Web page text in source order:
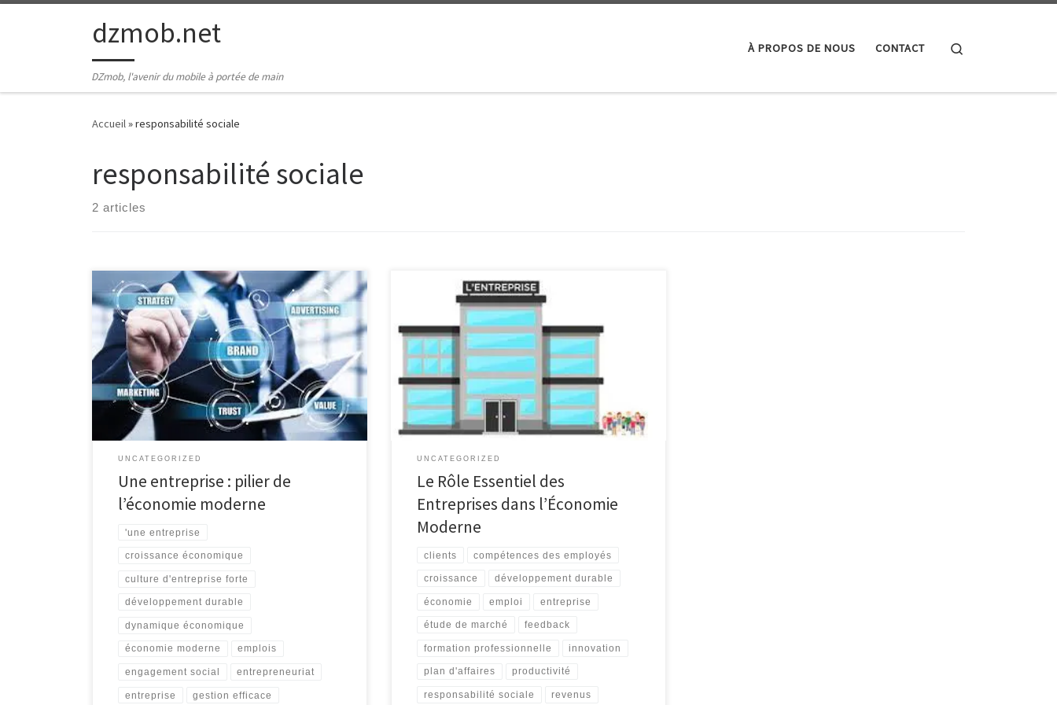
Passer au contenudzmob.net
DZmob, l'avenir du mobile à portée de main
À PROPOS DE NOUS CONTACT
Accueil»responsabilité sociale
responsabilité sociale
2 articles
Une entreprise : Pilier de l’économie moderne Dans le
tissu économique contemporain, les entreprises
jouent un rôle central et incontournable. Que ce soit
une petite start-up innovante ou une multinationale
établie, chaque entreprise contribue à la dynamique
économique d’un pays et à l’évolution de la société
dans son ensemble. Une […]
UNCATEGORIZED
Une entreprise : pilier de
l’économie moderne
'une entreprise
croissance économique
culture d'entreprise forte
développement durable
dynamique économique
économie moderne emplois
engagement social entrepreneuriat
entreprise gestion efficace
L’Importance de l’Entreprise dans l’Économie
Moderne Dans le tissu économique contemporain, les
entreprises jouent un rôle crucial. Qu’il s’agisse de
petites start-ups dynamiques ou de grandes
multinationales bien établies, ces entités
commerciales sont les moteurs de la croissance
économique et de l’innovation. Les entreprises créent
des emplois, stimulent la productivité […]
UNCATEGORIZED
Le Rôle Essentiel des
Entreprises dans l’Économie
Moderne
clients compétences des employés
croissance développement durable
économie emploi entreprise
étude de marché feedback
formation professionnelle innovation
plan d'affaires productivité
responsabilité sociale revenus